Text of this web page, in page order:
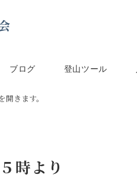
ブログ 登山ツール
きます。
時より